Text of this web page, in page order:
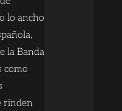
lo ancho
la Banda
como
rinden